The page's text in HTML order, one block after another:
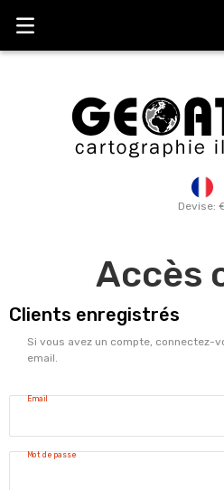
Devise:
Accès
Clients enregistrés
Si vous avez un compte, connectez-
email.
Email
Mot de passe